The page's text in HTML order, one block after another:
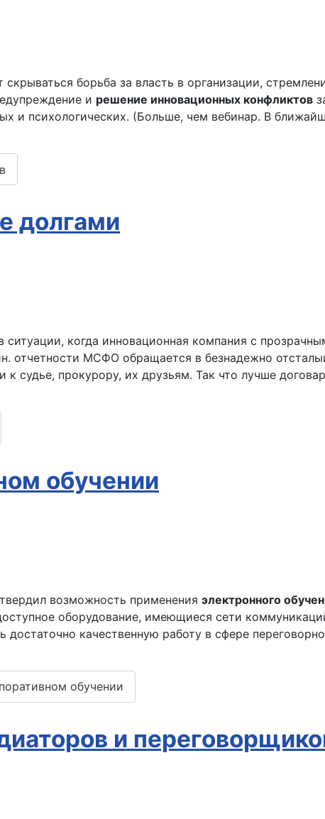
скрываться борьба за власть в организации,
и решение инновационных конфликтов
и психологических. (Больше, чем вебинар. В
долгами
ситуации, когда инновационная компания с
отчетности МСФО обращается в безнадежно
к судье, прокурору, их друзьям. Так что лучше
обучении
возможность применения электронного
оборудование, имеющиеся сети
достаточно качественную работу в сфере
обучении
и